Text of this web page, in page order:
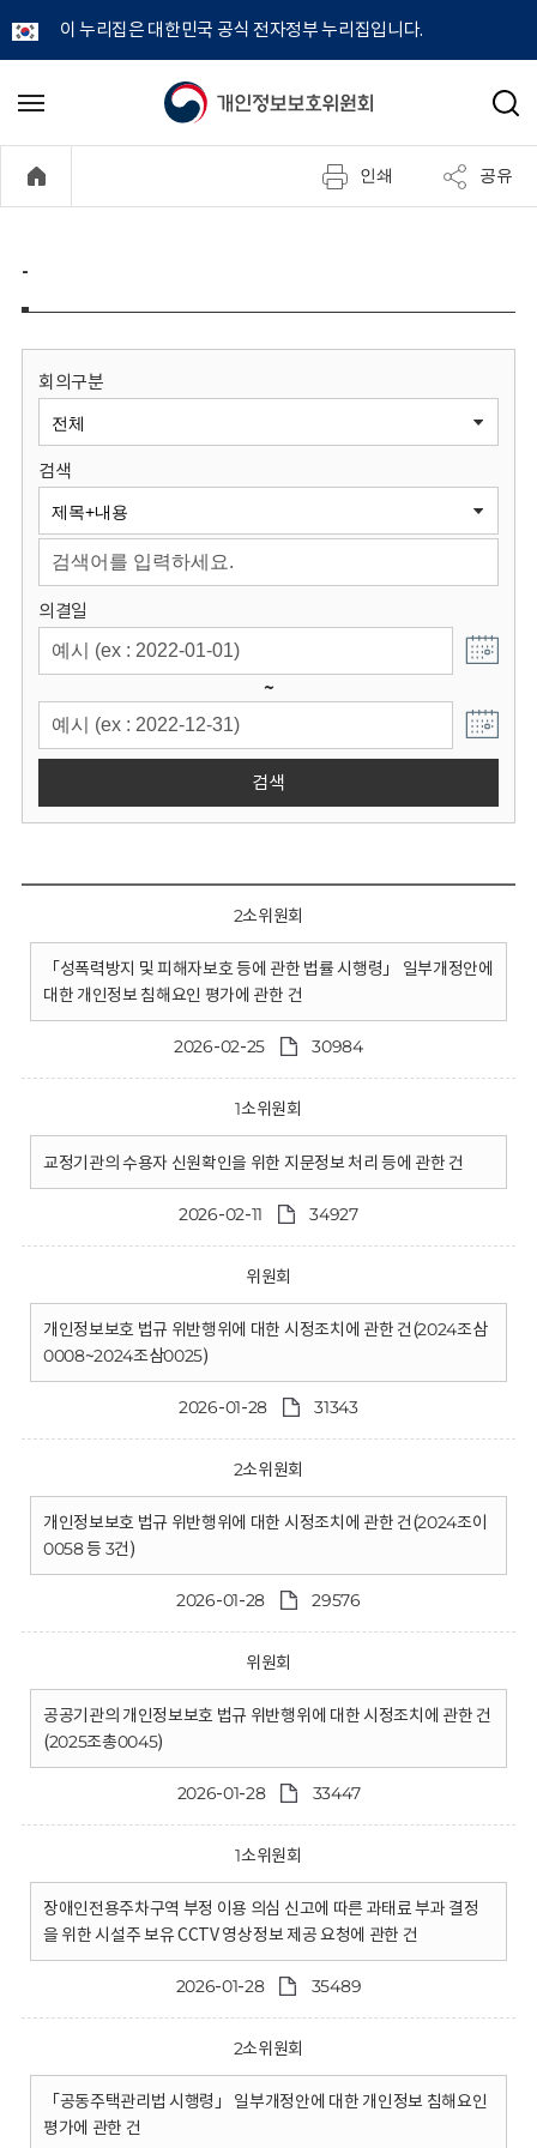
이 누리집은 대한민국 공식 전자정부 누리집입니다.
개
정
보
원
회
메
기
검
인쇄 공유
-
회의구분
검색
의결일
~
검색
2소위원회
「성폭력방지 및 피해자보호 등에 관한 법률 시행령」 일부개정안에
대한 개인정보 침해요인 평가에 관한 건
2026-02-25 30984
1소위원회
교정기관의 수용자 신원확인을 위한 지문정보 처리 등에 관한 건
2026-02-11 34927
위원회
개인정보보호 법규 위반행위에 대한 시정조치에 관한 건(2024조삼
0008~2024조삼0025)
2026-01-28 31343
2소위원회
개인정보보호 법규 위반행위에 대한 시정조치에 관한 건(2024조이
0058 등 3건)
2026-01-28 29576
위원회
공공기관의 개인정보보호 법규 위반행위에 대한 시정조치에 관한 건
(2025조총0045)
2026-01-28 33447
1소위원회
장애인전용주차구역 부정 이용 의심 신고에 따른 과태료 부과 결정
을 위한 시설주 보유 CCTV 영상정보 제공 요청에 관한 건
2026-01-28 35489
2소위원회
「공동주택관리법 시행령」 일부개정안에 대한 개인정보 침해요인
평가에 관한 건